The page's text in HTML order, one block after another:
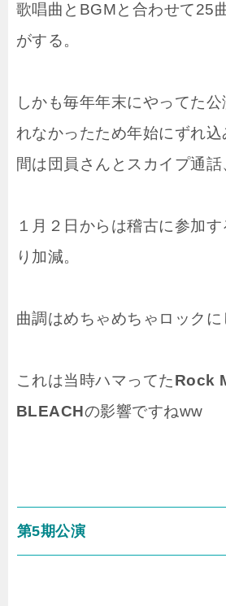
歌唱曲とBGMと合わせて25
がする。
しかも毎年年末にやってた
れなかったため年始にずれ
間は団員さんとスカイプ通話
１月２日からは稽古に参加
り加減。
曲調はめちゃめちゃロックに
これは当時ハマってたRock
BLEACHの影響ですねww
第5期公演